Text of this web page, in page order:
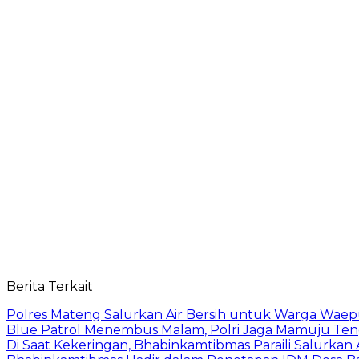
Berita Terkait
Polres Mateng Salurkan Air Bersih untuk Warga
Blue Patrol Menembus Malam, Polri Jaga Mamuju
Di Saat Kekeringan, Bhabinkamtibmas Paraili Salurkan